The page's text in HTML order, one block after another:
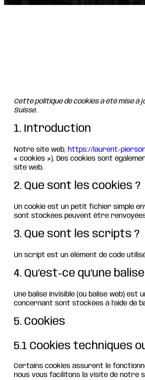
Cette politique de cookies a été mise à
Suisse.
1. Introduction
Notre site web, https://laurent-
« cookies »). Des cookies sont
site web.
2. Que sont les cookies ?
Un cookie est un petit fichier simple
sont stockées peuvent être
3. Que sont les scripts ?
Un script est un élément de code
4. Qu’est-ce qu’une
Une balise invisible (ou balise web)
concernant sont stockées à l’aide de
5. Cookies
5.1 Cookies techniques
Certains cookies assurent le
nous vous facilitons la visite de notre